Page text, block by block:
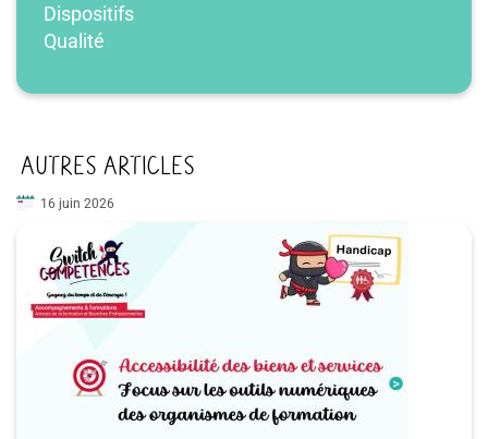
Dispositifs
Qualité
AUTRES ARTICLES
16 juin 2026